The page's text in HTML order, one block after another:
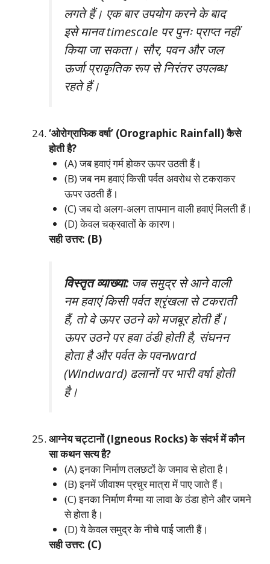
लगते हैं। एक बार उपयोग करने के बाद
इसे मानव timescale पर पुनः प्राप्त नहीं
किया जा सकता। सौर, पवन और जल
ऊर्जा प्राकृतिक रूप से निरंतर उपलब्ध
रहते हैं।
‘ओरोग्राफिक वर्षा’ (Orographic Rainfall) कैसे
होती है?
(A) जब हवाएं गर्म होकर ऊपर उठती हैं।
(B) जब नम हवाएं किसी पर्वत अवरोध से टकराकर
ऊपर उठती हैं।
(C) जब दो अलग-अलग तापमान वाली हवाएं मिलती हैं।
(D) केवल चक्रवातों के कारण।
सही उत्तर: (B)
विस्तृत व्याख्या:जब समुद्र से आने वाली
नम हवाएं किसी पर्वत श्रृंखला से टकराती
हैं, तो वे ऊपर उठने को मजबूर होती हैं।
ऊपर उठने पर हवा ठंडी होती है, संघनन
होता है और पर्वत के पवनward
(Windward) ढलानों पर भारी वर्षा होती
है।
आग्नेय चट्टानों (Igneous Rocks) के संदर्भ में कौन
सा कथन सत्य है?
(A) इनका निर्माण तलछटों के जमाव से होता है।
(B) इनमें जीवाश्म प्रचुर मात्रा में पाए जाते हैं।
(C) इनका निर्माण मैग्मा या लावा के ठंडा होने और जमने
से होता है।
(D) ये केवल समुद्र के नीचे पाई जाती हैं।
सही उत्तर: (C)